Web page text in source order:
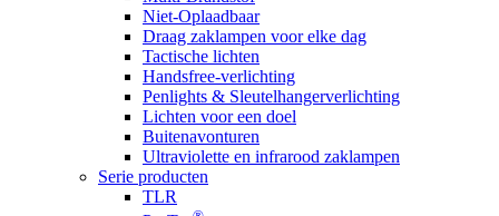
Niet-Oplaadbaar
Draag zaklampen voor elke dag
Tactische lichten
Handsfree-verlichting
Penlights & Sleutelhangerverlichting
Lichten voor een doel
Buitenavonturen
Ultraviolette en infrarood zaklampen
Serie producten
TLR